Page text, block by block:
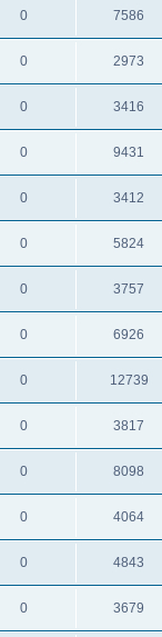
0 7586
0 2973
0 3416
0 9431
0 3412
0 5824
0 3757
0 6926
0 12739
0 3817
0 8098
0 4064
0 4843
0 3679